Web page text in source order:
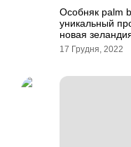
Особняк palm
уникальный
новая
17 Грудня, 2022